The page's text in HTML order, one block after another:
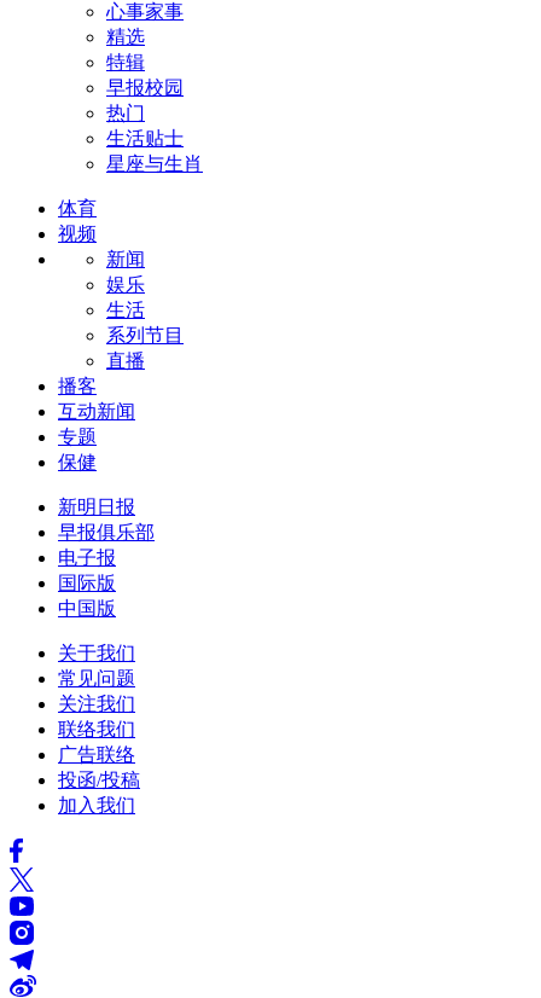
心事家事
精选
特辑
早报校园
热门
生活贴士
星座与生肖
体育
视频
新闻
娱乐
生活
系列节目
直播
播客
互动新闻
专题
保健
新明日报
早报俱乐部
电子报
国际版
中国版
关于我们
常见问题
关注我们
联络我们
广告联络
投函/投稿
加入我们